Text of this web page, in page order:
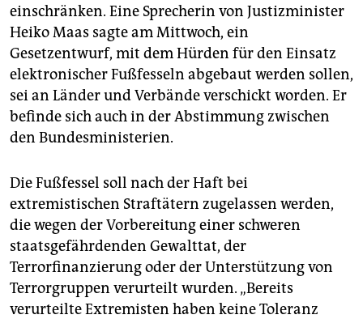
unterstützen
abo
genossenschaft
epaper login
einschränken. Eine Sprecherin von Justizminister
Heiko Maas sagte am Mittwoch, ein
Gesetzentwurf, mit dem Hürden für den Einsatz
elektronischer Fußfesseln abgebaut werden sollen,
sei an Länder und Verbände verschickt worden. Er
befinde sich auch in der Abstimmung zwischen
den Bundesministerien.
Die Fußfessel soll nach der Haft bei
extremistischen Straftätern zugelassen werden,
die wegen der Vorbereitung einer schweren
staatsgefährdenden Gewalttat, der
Terrorfinanzierung oder der Unterstützung von
Terrorgruppen verurteilt wurden. „Bereits
verurteilte Extremisten haben keine Toleranz